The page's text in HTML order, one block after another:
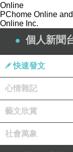
Online
PChome Online
Online Inc.
個人新聞
快速發文
心情雜記
藝文欣賞
社會萬象